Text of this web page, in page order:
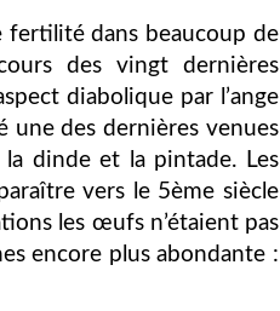
fertilité dans beaucoup de
des vingt dernières
diabolique par l’ange
une des dernières venues
la dinde et la pintade. Les
vers le 5ème siècle
les œufs n’étaient pas
encore plus abondante :